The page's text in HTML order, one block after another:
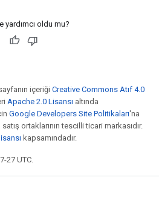
yardımcı oldu mu?
içeriği Creative Commons Atıf 4.0
Apache 2.0 Lisansı altında
Google Developers Site Politikaları'na
ortaklarının tescilli ticari markasıdır.
kapsamındadır.
27 UTC.